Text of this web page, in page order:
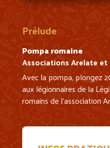
Prélude
Pompa romaine
Associations Arelate et
Avec la pompa, plongez
aux légionnaires de la
romains de l’association